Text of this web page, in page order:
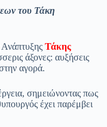
του Τάκη
Τάκης
άξονες: αυξήσεις
αγορά.
σημειώνοντας πως
έχει παρέμβει